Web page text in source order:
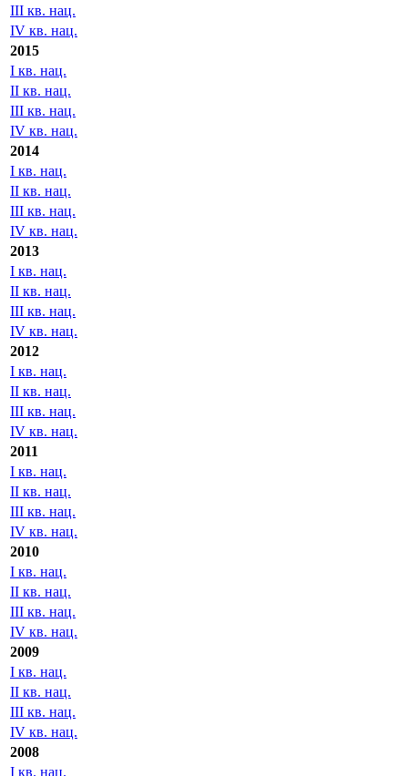
III кв. нац.
IV кв. нац.
2015
I кв. нац.
II кв. нац.
III кв. нац.
IV кв. нац.
2014
I кв. нац.
II кв. нац.
III кв. нац.
IV кв. нац.
2013
I кв. нац.
II кв. нац.
III кв. нац.
IV кв. нац.
2012
I кв. нац.
II кв. нац.
III кв. нац.
IV кв. нац.
2011
I кв. нац.
II кв. нац.
III кв. нац.
IV кв. нац.
2010
I кв. нац.
II кв. нац.
III кв. нац.
IV кв. нац.
2009
I кв. нац.
II кв. нац.
III кв. нац.
IV кв. нац.
2008
I кв. нац.